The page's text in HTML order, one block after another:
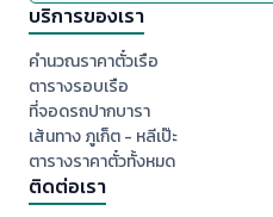
บริการของเรา
คำนวณราคาตั๋วเรือ
ตารางรอบเรือ
ที่จอดรถปากบารา
เส้นทาง ภูเก็ต - หลีเป๊ะ
ตารางราคาตั๋วทั้งหมด
ติดต่อเรา